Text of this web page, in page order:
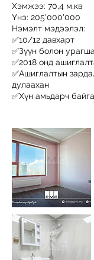
Хэмжээ: 70,4 м.кв
Үнэ: 205'000'000
Нэмэлт мэдээлэл:
✅10/12 давхарт
✅Зүүн болон
✅2018 онд
✅Ашиглалтын
дулаахан
✅Хүн амьдарч